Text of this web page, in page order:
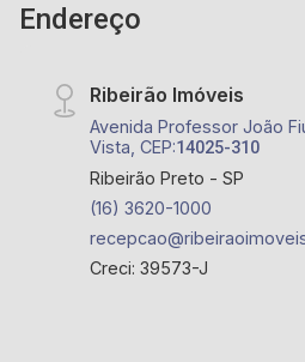
Endereço
Ribeirão Imóveis
Avenida Professor João
Vista, CEP:14025-310
Ribeirão Preto - SP
(16) 3620-1000
Creci: 39573-J